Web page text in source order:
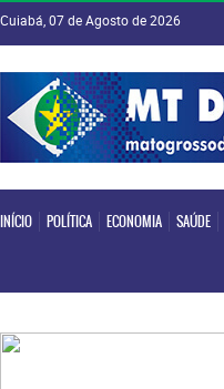
Cuiabá, 07 de Agosto de 2026
INÍCIO POLÍTICA ECONOMIA SAÚDE
INÍCIO POLÍTICA ECONOMIA SAÚDE